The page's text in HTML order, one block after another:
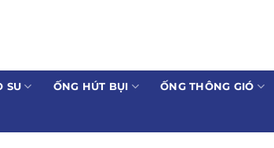
SU ỐNG HÚT BỤI ỐNG THÔNG GIÓ